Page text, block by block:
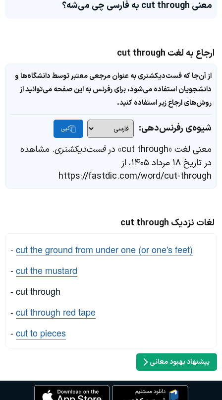
معنی cut through به فارسی چی می‌شه؟
ارجاع به لغت cut through
از آن‌جا که فست‌دیکشنری به عنوان مرجعی معتبر توسط دانشگاه‌ها و
دانشجویان استفاده می‌شود، برای رفرنس به این صفحه می‌توانید از
روش‌های ارجاع زیر استفاده کنید.
شیوه‌ی رفرنس‌دهی: کپی
معنی لغت «cut through» در فست‌دیکشنری. مشاهده
در تاریخ ۱۸ مرداد ۱۴۰۵، از
https://fastdic.com/word/cut-through
لغات نزدیک cut through
-cut the ground from under one (or one's feet)
-cut the mustard
- cut through
-cut through red tape
-cut to pieces
پیشنهاد بهبود معانی